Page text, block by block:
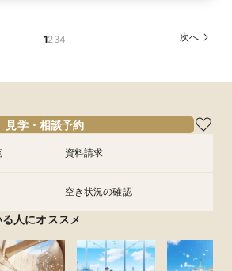
せ」から結婚式当日までトータルサポート
会！さらに、和も洋も両方叶う！体験ツアー
〜
14:00〜
フェアを予約
ューアルした八芳園を満喫！四季を感じる
な日本庭園散策や八芳園伝統の味をお楽しみ
〜
14:00〜
フェアを予約
1234 次へ
見学・相談予約
資料請求
空き状況の確認
人にオススメ